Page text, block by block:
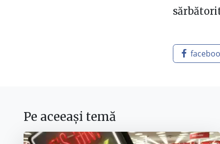
Pe aceeași temă